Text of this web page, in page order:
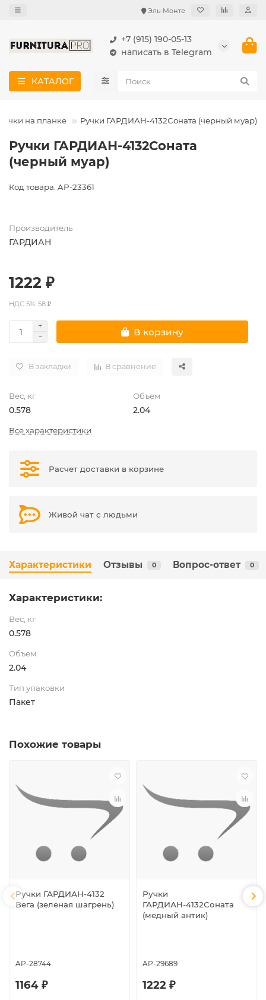
Эль-Монте
+7 (915) 190-05-13
написать в Telegram
КАТАЛОГ
на планке Ручки ГАРДИАН-4132Соната (черный муар)
Ручки ГАРДИАН-4132Соната
(черный муар)
Код товара: AP-23361
Производитель
ГАРДИАН
1222 ₽
НДС 5%: 58 ₽
В корзину
В закладки В сравнение
Вес, кг
0.578
Объем
2.04
Все характеристики
Расчет доставки в корзине
Живой чат с людьми
Характеристики Отзывы 0 Вопрос-ответ 0
Характеристики:
Вес, кг
0.578
Объем
2.04
Тип упаковки
Пакет
Похожие товары
Ручки ГАРДИАН-4132
Вега (зеленая шагрень)
AP-28744
1164 ₽
Ручки
ГАРДИАН-4132Соната
(медный антик)
AP-29689
1222 ₽